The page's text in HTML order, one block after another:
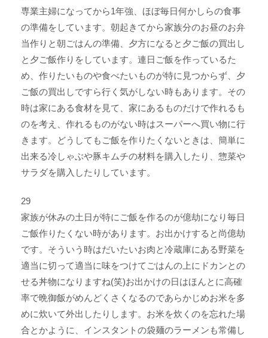
専業主婦になってから1年強、ほぼ毎日何かしらの食事
の準備をしています。朝起きてから家族分のお昼のお弁
当作りと朝ごはんの準備、夕方になると夕ご飯の買出し
と夕ご飯作りをしています。連日ご飯を作っているた
め、作りたいものや食べたいものが特に見つからず、夕
ご飯の買出しですら行く気がしない時もあります。その
時は家にある食材を見て、家にあるものだけで作れるも
のを考え、作れるものがない時はスーパーへ買い物に行
きます。どうしてもご飯を作りたくないときは、簡単に
出来る冷しゃぶや豚キムチの材料を購入したり、惣菜や
サラダを購入したりしています。
29
家族が休みの土日が特にご飯を作るのが億劫になり毎日
ご飯作りたくない時があります。お出かけすると尚億劫
です。そういう時はだいたいお肉と冷蔵庫にある野菜を
適当に切って適当に味をつけてごはんの上にドカンとの
せる丼物になりますね(笑)お出かけの日はほんとに高確
率で晩御飯がめんどくさくなるのであらかじめお米を多
めに炊いて外出したりします。お米を炊くのを忘れた場
合とかように、インスタントの袋麺のラーメンも常備し